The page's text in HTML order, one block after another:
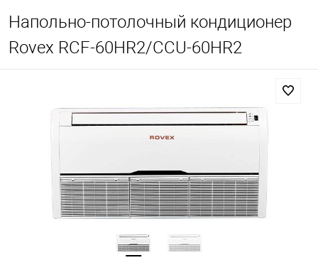
Напольно-потолочный кондиционер
Rovex RCF-60HR2/CCU-60HR2